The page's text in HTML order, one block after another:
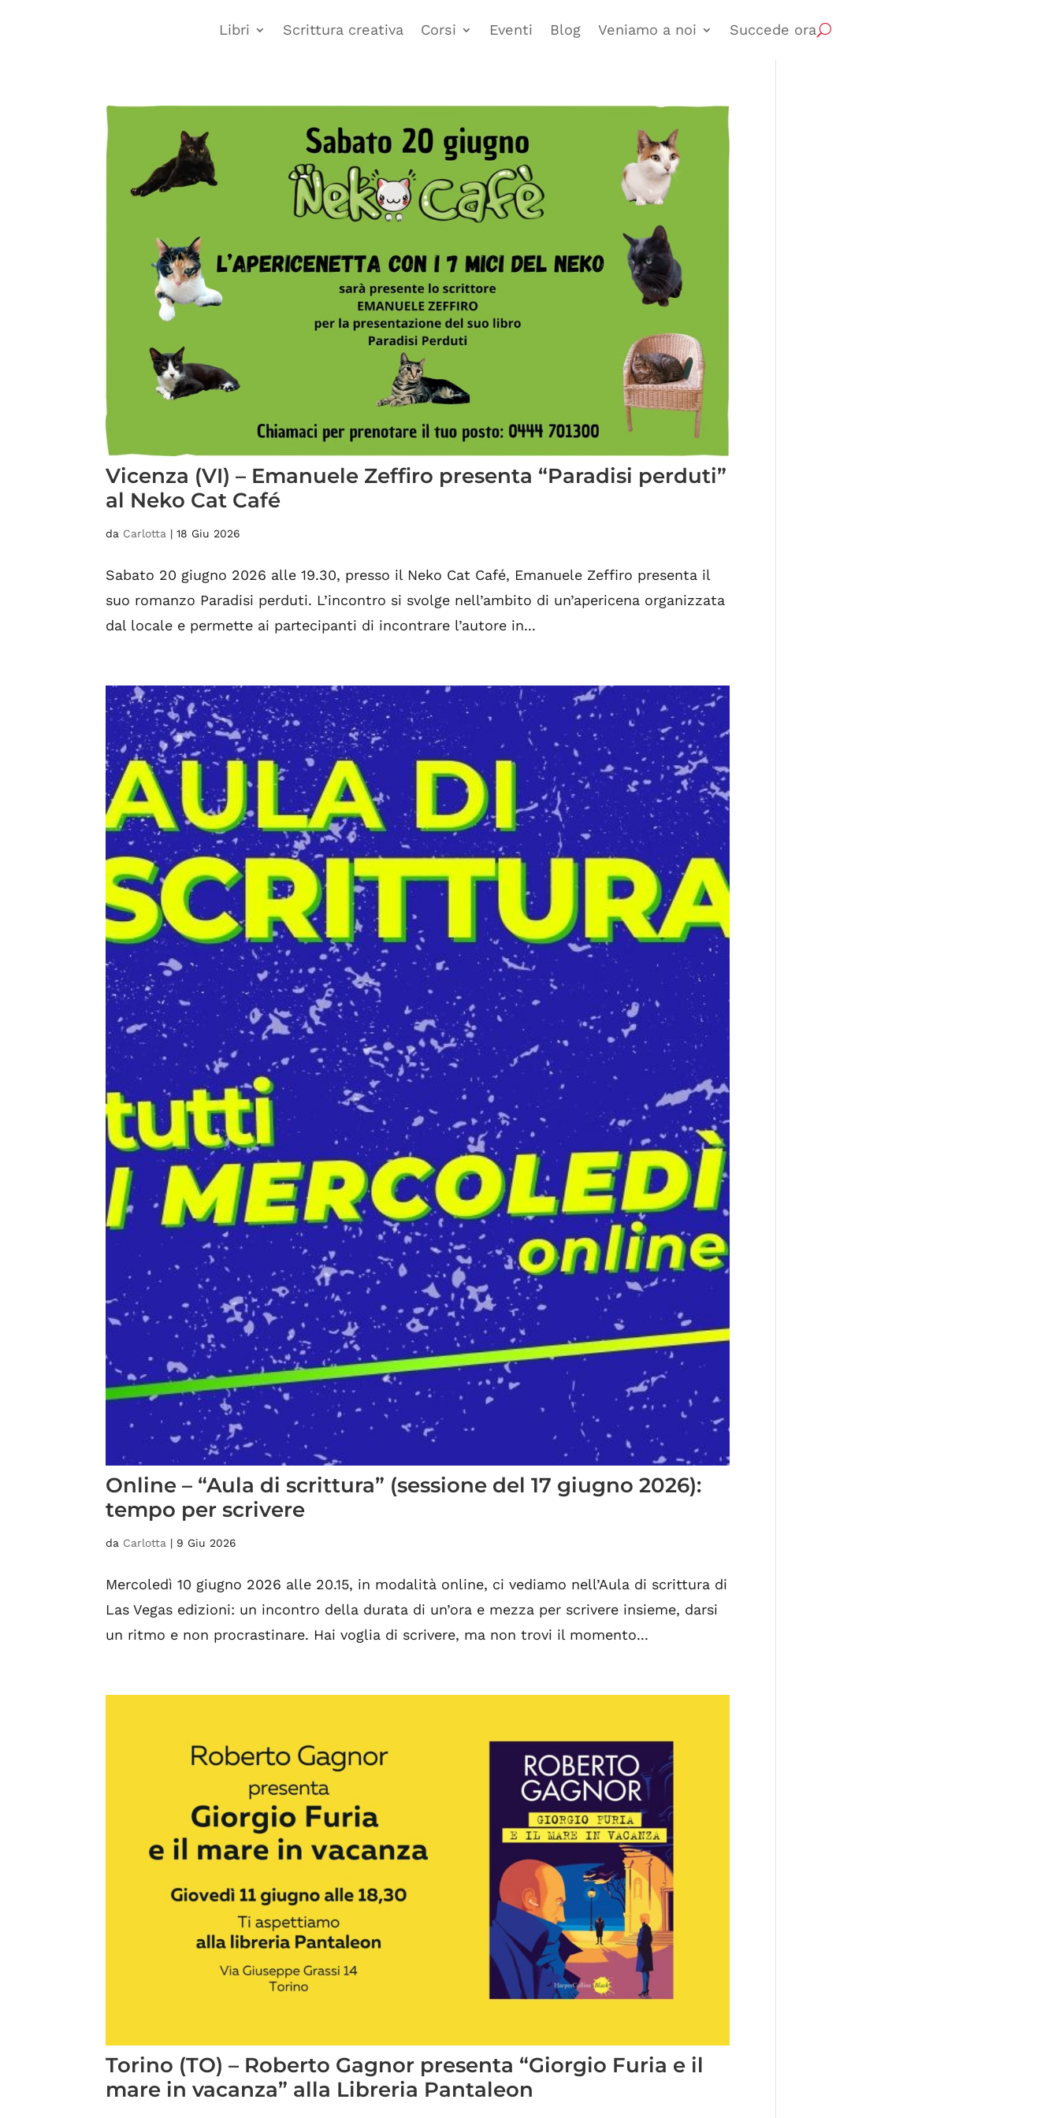
Libri Scrittura creativa Corsi Eventi Blog Veniamo a noi Succede ora
Vicenza (VI) – Emanuele Zeffiro presenta “Paradisi perduti”
al Neko Cat Café
da Carlotta |18 Giu 2026
Sabato 20 giugno 2026 alle 19.30, presso il Neko Cat Café, Emanuele Zeffiro presenta il
suo romanzo Paradisi perduti. L’incontro si svolge nell’ambito di un’apericena organizzata
dal locale e permette ai partecipanti di incontrare l’autore in...
Online – “Aula di scrittura” (sessione del 17 giugno 2026):
tempo per scrivere
da Carlotta | 9 Giu 2026
Mercoledì 10 giugno 2026 alle 20.15, in modalità online, ci vediamo nell’Aula di scrittura di
Las Vegas edizioni: un incontro della durata di un’ora e mezza per scrivere insieme, darsi
un ritmo e non procrastinare. Hai voglia di scrivere, ma non trovi il momento...
Torino (TO) – Roberto Gagnor presenta “Giorgio Furia e il
mare in vacanza” alla Libreria Pantaleon